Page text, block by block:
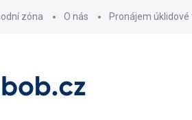
zóna O nás Pronájem